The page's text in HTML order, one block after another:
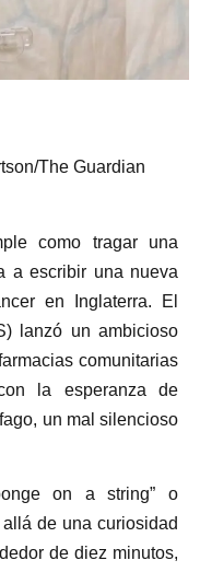
The Guardian
como tragar una
a escribir una nueva
en Inglaterra. El
lanzó un ambicioso
comunitarias
la esperanza de
un mal silencioso
on a string” o
de una curiosidad
de diez minutos,